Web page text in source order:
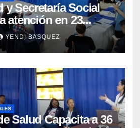
y Secretaría Social
atención en 23
YENDI BASQUEZ
Salud Capacita a 36